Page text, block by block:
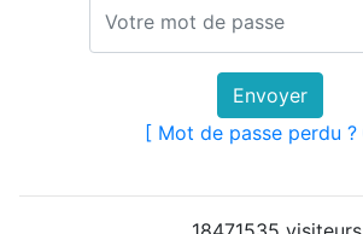
Envoyer
[ Mot de passe perdu ?